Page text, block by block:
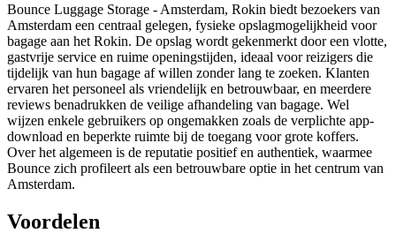
Bounce Luggage Storage - Amsterdam, Rokin biedt bezoekers van
Amsterdam een centraal gelegen, fysieke opslagmogelijkheid voor
bagage aan het Rokin. De opslag wordt gekenmerkt door een vlotte,
gastvrije service en ruime openingstijden, ideaal voor reizigers die
tijdelijk van hun bagage af willen zonder lang te zoeken. Klanten
ervaren het personeel als vriendelijk en betrouwbaar, en meerdere
reviews benadrukken de veilige afhandeling van bagage. Wel
wijzen enkele gebruikers op ongemakken zoals de verplichte app-
download en beperkte ruimte bij de toegang voor grote koffers.
Over het algemeen is de reputatie positief en authentiek, waarmee
Bounce zich profileert als een betrouwbare optie in het centrum van
Amsterdam.
Voordelen